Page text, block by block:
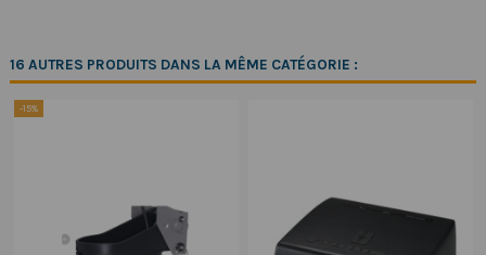
16 AUTRES PRODUITS DANS LA MÊME CATÉGORIE :
-15%